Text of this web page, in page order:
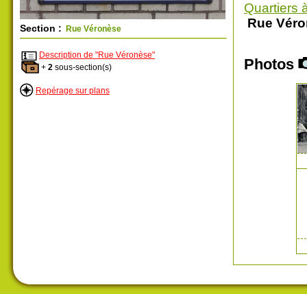
Section : Rue Véronèse
Description de "Rue Véronèse"
+ 2 sous-section(s)
Repérage sur plans
Quartiers
Rue
Photos